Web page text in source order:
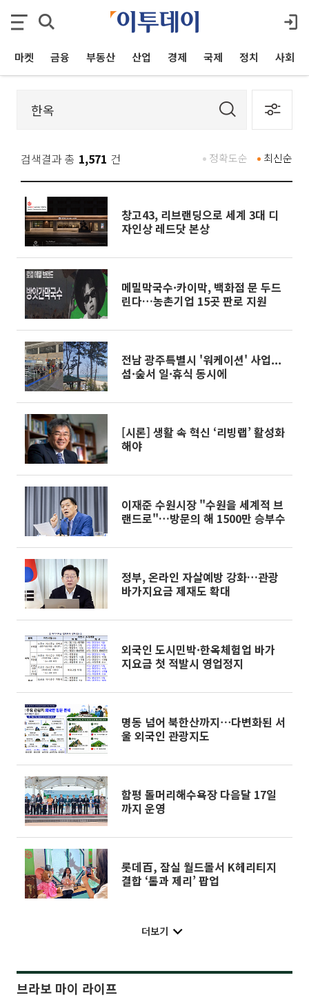
마켓 금융 부동산 산업 경제 국제 정치 사회
검색결과 총 1,571 건 최신순
정확도순
창고43, 리브랜딩으로 세계 3대 디
자인상 레드닷 본상
메밀막국수·카이막, 백화점 문 두드
린다…농촌기업 15곳 판로 지원
전남 광주특별시 '워케이션' 사업...
섬·숲서 일·휴식 동시에
[시론] 생활 속 혁신 ‘리빙랩’ 활성화
해야
이재준 수원시장 "수원을 세계적 브
랜드로"…방문의 해 1500만 승부수
정부, 온라인 자살예방 강화…관광
바가지요금 제재도 확대
외국인 도시민박·한옥체험업 바가
지요금 첫 적발시 영업정지
명동 넘어 북한산까지⋯다변화된 서
울 외국인 관광지도
함평 돌머리해수욕장 다음달 17일
까지 운영
롯데百, 잠실 월드몰서 K헤리티지
결합 ‘톰과 제리’ 팝업
더보기
브라보 마이 라이프